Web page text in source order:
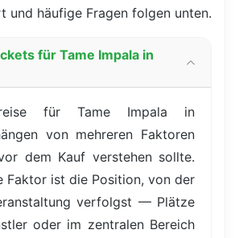
und häufige Fragen folgen unten.
für Tame Impala in
für Tame Impala in
von mehreren Faktoren
dem Kauf verstehen sollte.
Faktor ist die Position, von der
verfolgst — Plätze
oder im zentralen Bereich